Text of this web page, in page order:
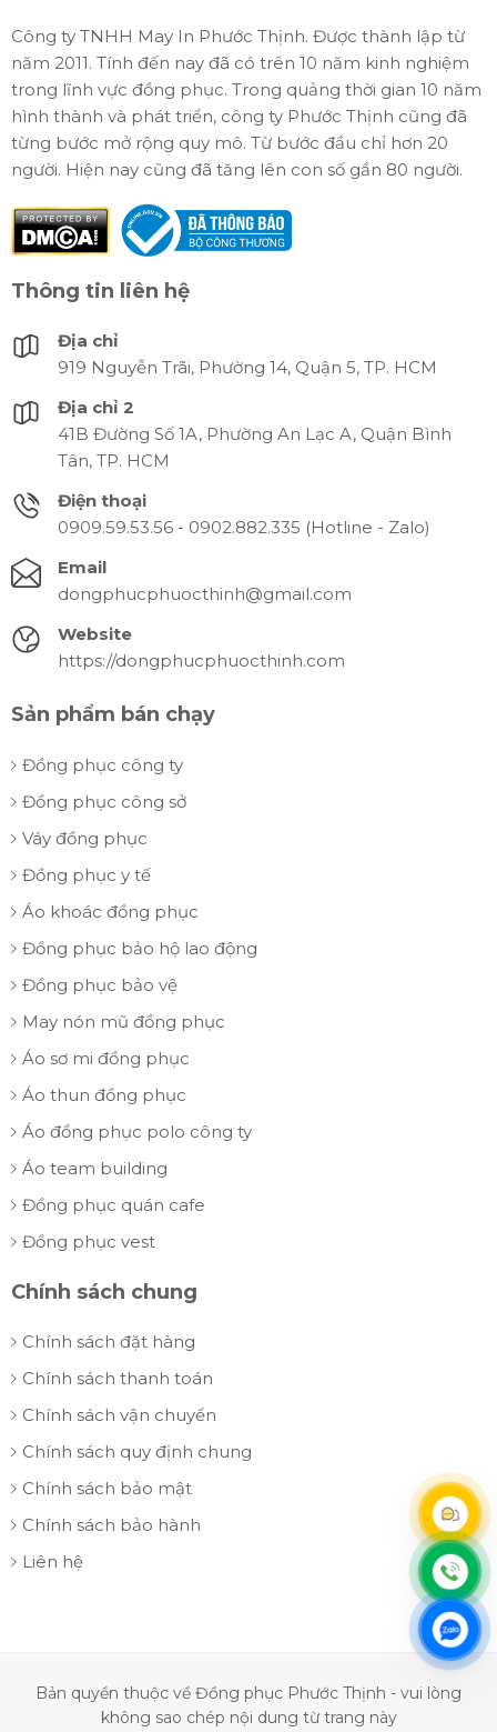
Công ty TNHH May In Phước Thịnh. Được thành lập từ
năm 2011. Tính đến nay đã có trên 10 năm kinh nghiệm
trong lĩnh vực đồng phục. Trong quảng thời gian 10 năm
hình thành và phát triển, công ty Phước Thịnh cũng đã
từng bước mở rộng quy mô. Từ bước đầu chỉ hơn 20
người. Hiện nay cũng đã tăng lên con số gần 80 người.
Thông tin liên hệ
Địa chỉ
919 Nguyễn Trãi, Phường 14, Quận 5, TP. HCM
Địa chỉ 2
41B Đường Số 1A, Phường An Lạc A, Quận Bình
Tân, TP. HCM
Điện thoại
0909.59.53.56 - 0902.882.335 (Hotline - Zalo)
Email
dongphucphuocthinh@gmail.com
Website
https://dongphucphuocthinh.com
Sản phẩm bán chạy
Đồng phục công ty
Đồng phục công sở
Váy đồng phục
Đồng phục y tế
Áo khoác đồng phục
Đồng phục bảo hộ lao động
Đồng phục bảo vệ
May nón mũ đồng phục
Áo sơ mi đồng phục
Áo thun đồng phục
Áo đồng phục polo công ty
Áo team building
Đồng phục quán cafe
Đồng phục vest
Chính sách chung
Chính sách đặt hàng
Chính sách thanh toán
Chính sách vận chuyển
Chính sách quy định chung
Chính sách bảo mật
Chính sách bảo hành
Liên hệ
Bản quyền thuộc về Đồng phục Phước Thịnh - vui lòng
không sao chép nội dung từ trang này